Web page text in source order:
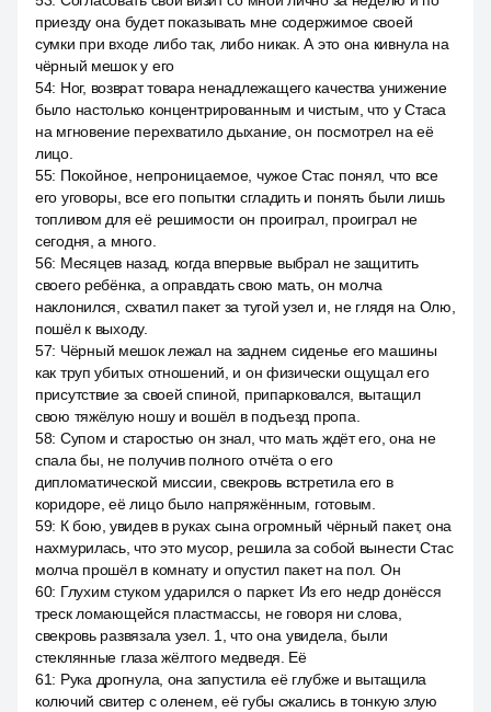
приезду она будет показывать мне содержимое своей
сумки при входе либо так, либо никак. А это она кивнула на
чёрный мешок у его
54: Ног, возврат товара ненадлежащего качества унижение
было настолько концентрированным и чистым, что у Стаса
на мгновение перехватило дыхание, он посмотрел на её
лицо.
55: Покойное, непроницаемое, чужое Стас понял, что все
его уговоры, все его попытки сгладить и понять были лишь
топливом для её решимости он проиграл, проиграл не
сегодня, а много.
56: Месяцев назад, когда впервые выбрал не защитить
своего ребёнка, а оправдать свою мать, он молча
наклонился, схватил пакет за тугой узел и, не глядя на Олю,
пошёл к выходу.
57: Чёрный мешок лежал на заднем сиденье его машины
как труп убитых отношений, и он физически ощущал его
присутствие за своей спиной, припарковался, вытащил
свою тяжёлую ношу и вошёл в подъезд пропа.
58: Супом и старостью он знал, что мать ждёт его, она не
спала бы, не получив полного отчёта о его
дипломатической миссии, свекровь встретила его в
коридоре, её лицо было напряжённым, готовым.
59: К бою, увидев в руках сына огромный чёрный пакет, она
нахмурилась, что это мусор, решила за собой вынести Стас
молча прошёл в комнату и опустил пакет на пол. Он
60: Глухим стуком ударился о паркет. Из его недр донёсся
треск ломающейся пластмассы, не говоря ни слова,
свекровь развязала узел. 1, что она увидела, были
стеклянные глаза жёлтого медведя. Её
61: Рука дрогнула, она запустила её глубже и вытащила
колючий свитер с оленем, её губы сжались в тонкую злую